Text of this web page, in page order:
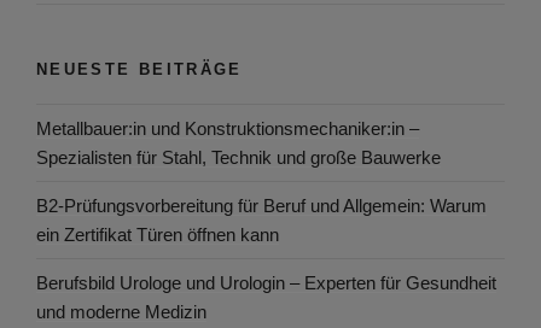
NEUESTE BEITRÄGE
Metallbauer:in und Konstruktionsmechaniker:in –
Spezialisten für Stahl, Technik und große Bauwerke
B2-Prüfungsvorbereitung für Beruf und Allgemein: Warum
ein Zertifikat Türen öffnen kann
Berufsbild Urologe und Urologin – Experten für Gesundheit
und moderne Medizin